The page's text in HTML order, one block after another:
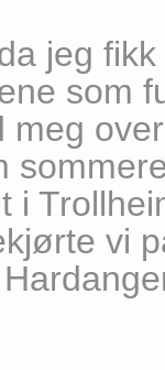
jeg fikk
som
meg
i
vi